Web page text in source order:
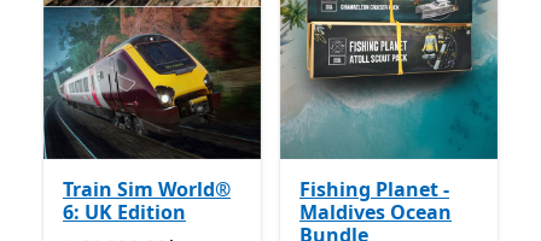
Train Sim World®
6: UK Edition
Fishing Planet -
Maldives Ocean
Bundle